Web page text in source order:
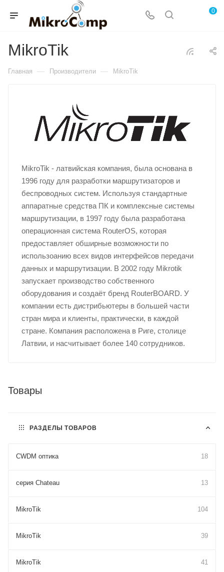
0
MikroTik
Главная — Производители — MikroTik
MikroTik - латвийская компания, была основана в
1996 году для разработки маршрутизаторов и
беспроводных систем. Используя стандартные
аппаратные средства ПК и комплексные системы
маршрутизации, в 1997 году была разработана
операционная система RouterOS, которая
предоставляет обширные возможности по
использоанию всех видов интерфейсов передачи
данных и маршрутизации. В 2002 году Mikrotik
запускает производство собственного
оборудования и создаёт бренд RouterBOARD. У
компании есть дистрибьютеры в большей части
стран мира и клиенты, практически, в каждой
стране. Компания расположена в Риге, столице
Латвии, и насчитывает более 140 сотрудников.
Товары
РАЗДЕЛЫ ТОВАРОВ
CWDM оптика 18
cерия Chateau 13
MikroTik 104
MikroTik 39
MikroTik 41